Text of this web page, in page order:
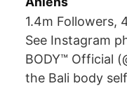
1.4m Followers,
See Instagram
BODY™ Official
the Bali body